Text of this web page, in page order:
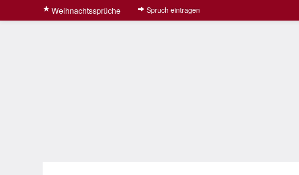
Weihnachtssprüche Spruch eintragen